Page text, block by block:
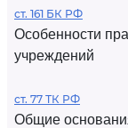
ст. 161 БК РФ
Особенности
учреждений
ст. 77 ТК РФ
Общие